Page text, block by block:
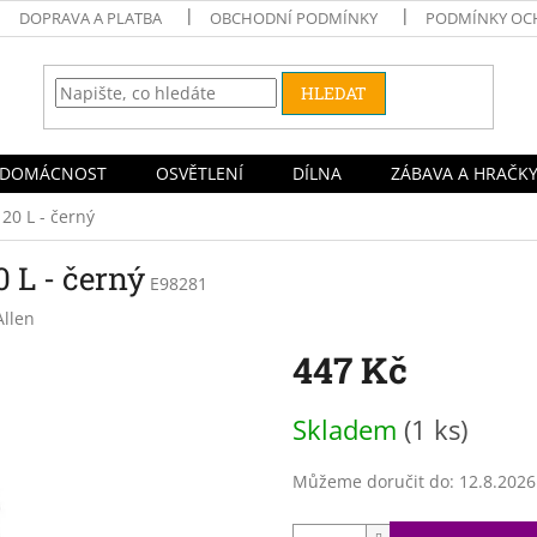
DOPRAVA A PLATBA OBCHODNÍ PODMÍNKY PODMÍNKY
HLEDAT
DOMÁCNOST OSVĚTLENÍ DÍLNA ZÁBAVA A HRAČKY
L - černý
L - černý E98281
447 Kč
cena:
Skladem (1 ks)
Můžeme doručit do: 12.8.2026